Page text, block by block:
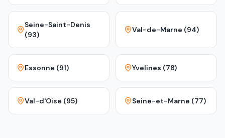
Seine-Saint-Denis
(93)
Val-de-Marne (94)
Essonne (91) Yvelines (78)
Val-d'Oise (95) Seine-et-Marne (77)